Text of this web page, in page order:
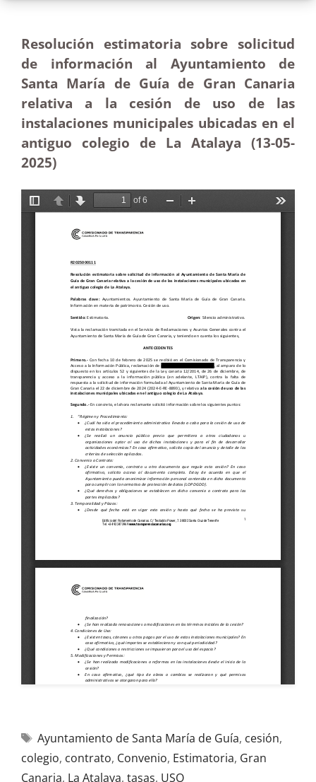
Resolución estimatoria sobre solicitud
de información al Ayuntamiento de
Santa María de Guía de Gran Canaria
relativa a la cesión de uso de las
instalaciones municipales ubicadas en el
antiguo colegio de La Atalaya (13-05-
2025)
Ayuntamiento de Santa María de Guía, cesión,
colegio, contrato, Convenio, Estimatoria, Gran
Canaria, La Atalaya, tasas, USO